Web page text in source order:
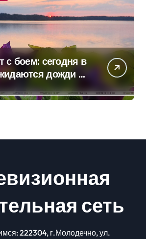
с боем: сегодня в
дожди и
сеть
222304, г.Молодечно, ул.